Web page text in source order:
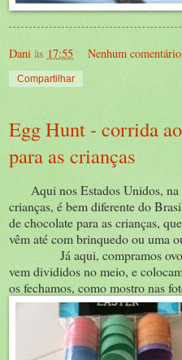
Dani às 17:55 Nenhum
Compartilhar
Egg Hunt - corrida
para as crianças
Aqui nos Estados Unidos, na
crianças, é bem diferente do
de chocolate para as crianças,
vêm até com brinquedo ou
Já aqui, compramos ovos
vem divididos no meio, e
os fechamos, como mostro nas